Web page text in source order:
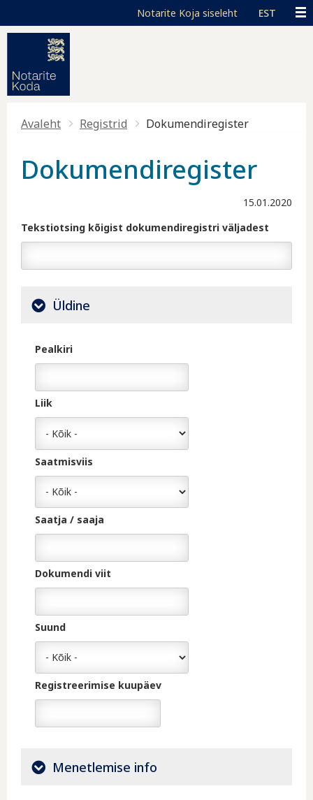
EST
Avaleht Registrid Dokumendiregister
Dokumendiregister
15.01.2020
Tekstiotsing kõigist dokumendiregistri väljadest
Üldine
Pealkiri
Liik
Saatmisviis
Saatja / saaja
Dokumendi viit
Suund
Registreerimise kuupäev
Menetlemise info